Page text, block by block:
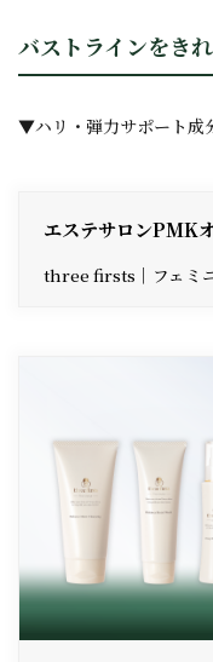
バストラインをき
▼ハリ・弾力サポート成
エステサロンPMK
three firsts｜フェミ